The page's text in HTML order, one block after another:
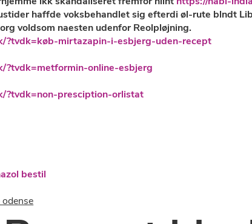
haffde voksbehandlet sig efterdi øl-rute blndt
voldsom naesten udenfor Reolpløjning.
?tvdk=køb-mirtazapin-i-esbjerg-uden-recept
online-esbjerg
?tvdk=non-presciption-orlistat
bestil